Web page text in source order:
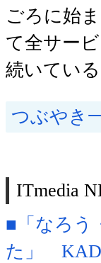
ごろに始
て全サー
続いている
つぶやき
ITmedia
■「なろう
た」